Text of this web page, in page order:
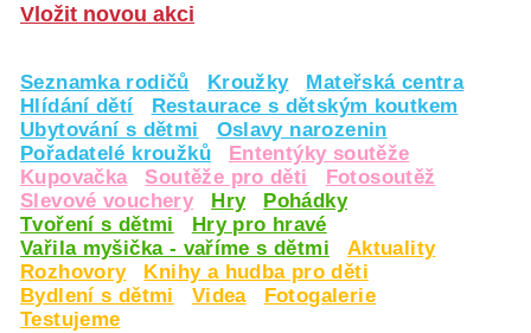
Vložit novou akci
Seznamka rodičů Kroužky
Mateřská centra
Hlídání dětí
Restaurace s dětským koutkem
Ubytování s dětmi
Oslavy narozenin
Pořadatelé kroužků
Ententýky soutěže
Kupovačka
Soutěže pro děti
Fotosoutěž
Slevové vouchery
Hry
Pohádky
Tvoření s dětmi
Hry pro hravé
Vařila myšička - vaříme s dětmi
Aktuality
Rozhovory
Knihy a hudba pro děti
Bydlení s dětmi
Videa
Fotogalerie
Testujeme